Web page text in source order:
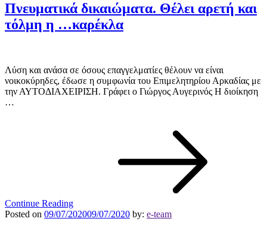
Πνευματικά δικαιώματα. Θέλει αρετή και
τόλμη η …καρέκλα
Λύση και ανάσα σε όσους επαγγελματίες θέλουν να είναι
νοικοκύρηδες, έδωσε η συμφωνία του Επιμελητηρίου Αρκαδίας με
την ΑΥΤΟΔΙΑΧΕΙΡΙΣΗ. Γράφει ο Γιώργος Αυγερινός Η διοίκηση
…
Continue Reading
Posted on 09/07/202009/07/2020 by: e-team